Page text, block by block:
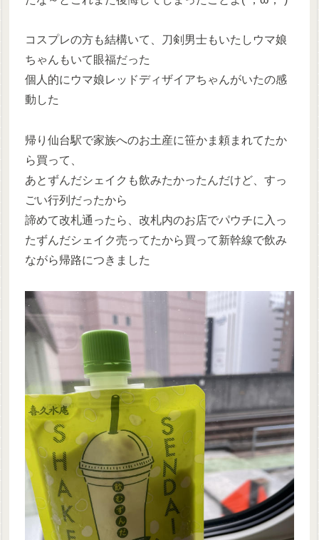
コスプレの方も結構いて、刀剣男士もいたしウマ娘
ちゃんもいて眼福だった
個人的にウマ娘レッドディザイアちゃんがいたの感
動した
帰り仙台駅で家族へのお土産に笹かま頼まれてたか
ら買って、
あとずんだシェイクも飲みたかったんだけど、すっ
ごい行列だったから
諦めて改札通ったら、改札内のお店でパウチに入っ
たずんだシェイク売ってたから買って新幹線で飲み
ながら帰路につきました